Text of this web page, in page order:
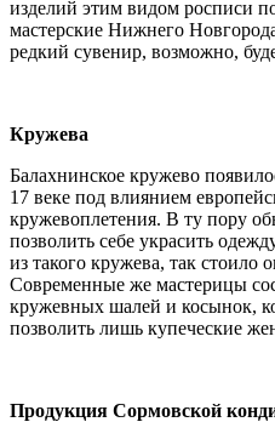
изделий этим видом росписи
мастерские Нижнего
редкий сувенир, возможно,
Кружева
Балахнинское кружево
17 веке под влиянием
кружевоплетения. В ту пору
позволить себе украсить
из такого кружева, так стоило
Современные же мастерицы
кружевных шалей и косынок,
позволить лишь купеческие
Продукция Сормовской